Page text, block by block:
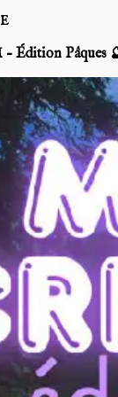
Édition Pâques